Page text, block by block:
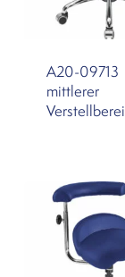
A20-09713
mittlerer